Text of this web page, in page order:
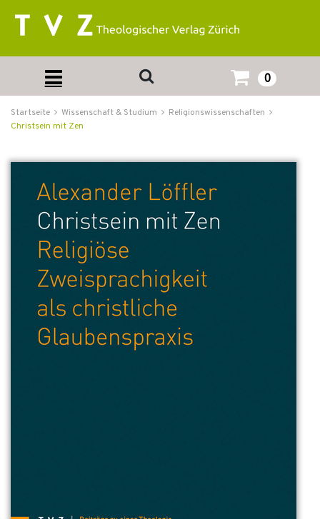
0
Startseite Wissenschaft & Studium
Religionswissenschaften
Christsein mit Zen